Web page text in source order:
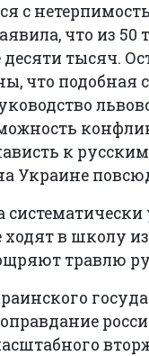
с
что из
тысяч.
что подобная
к
Украине
ходят в школу
травлю